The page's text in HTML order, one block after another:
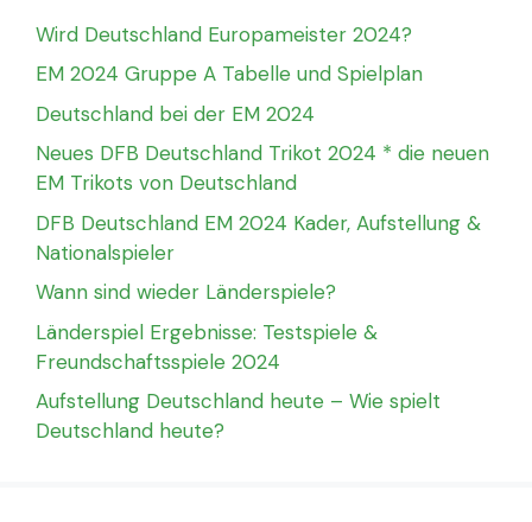
Wird Deutschland Europameister 2024?
EM 2024 Gruppe A Tabelle und Spielplan
Deutschland bei der EM 2024
Neues DFB Deutschland Trikot 2024 * die neuen
EM Trikots von Deutschland
DFB Deutschland EM 2024 Kader, Aufstellung &
Nationalspieler
Wann sind wieder Länderspiele?
Länderspiel Ergebnisse: Testspiele &
Freundschaftsspiele 2024
Aufstellung Deutschland heute – Wie spielt
Deutschland heute?